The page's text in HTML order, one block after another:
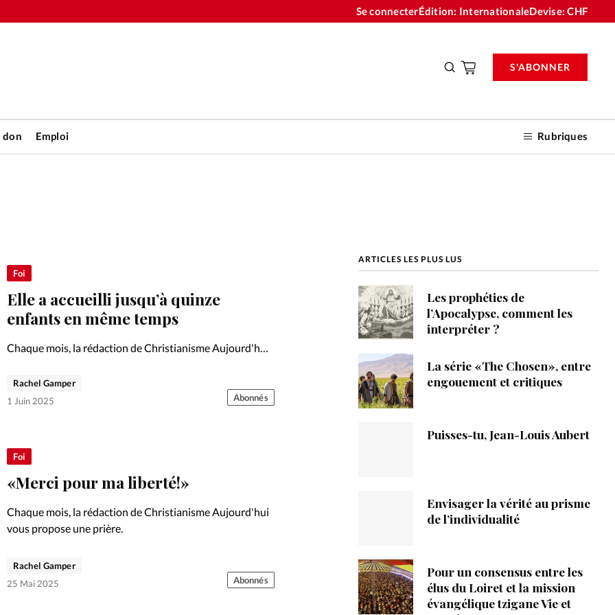
Se connecterÉdition: InternationaleDevise:CHF
don Emploi Rubriques
S'ABONNER
Foi
Opinions
À propos
Foi
Elle a accueilli jusqu’à quinze
enfants en même temps
Chaque mois, la rédaction de Christianisme Aujourd'hui
Rachel Gamper
1 Juin 2025
Abonnés
Foi
«Merci pour ma liberté!»
Chaque mois, la rédaction de Christianisme Aujourd'hui
vous propose une prière.
Rachel Gamper
25 Mai 2025
Abonnés
ARTICLES LES PLUS LUS
Les prophéties de
l’Apocalypse, comment les
interpréter ?
La série «The Chosen», entre
engouement et critiques
Puisses-tu, Jean-Louis Aubert
Envisager la vérité au prisme
de l’individualité
Pour un consensus entre les
élus du Loiret et la mission
évangélique tzigane Vie et